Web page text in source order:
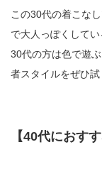
この30代の着こな
で大人っぽくしてい
30代の方は色で遊
者スタイルをぜひ試
【40代におす